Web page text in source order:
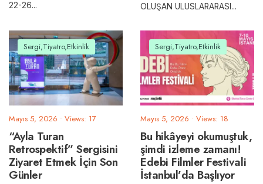
22-26...
OLUŞAN ULUSLARARASI ...
Sergi,Tiyatro,Etkinlik
Mayıs 5, 2026 • Views: 17
“Ayla Turan
Retrospektif” Sergisini
Ziyaret Etmek İçin Son
Günler
Sergi,Tiyatro,Etkinlik
Mayıs 5, 2026 • Views: 18
Bu hikâyeyi okumuştuk,
şimdi izleme zamanı!
Edebi Filmler Festivali
İstanbul’da Başlıyor